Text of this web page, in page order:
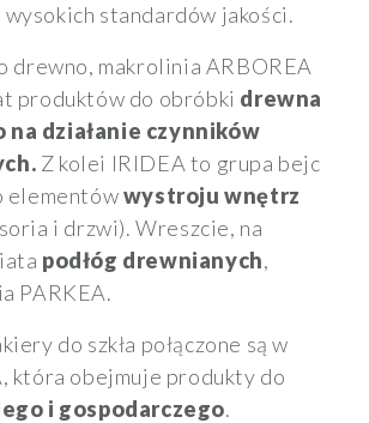
standardów jakości.
drewno, makrolinia ARBOREA
produktów do obróbki drewna
na działanie czynników
Z kolei IRIDEA to grupa bejc
elementówwystroju wnętrz
i drzwi). Wreszcie, na
podłóg drewnianych,
PARKEA.
do szkła połączone są w
która obejmuje produkty do
i gospodarczego.